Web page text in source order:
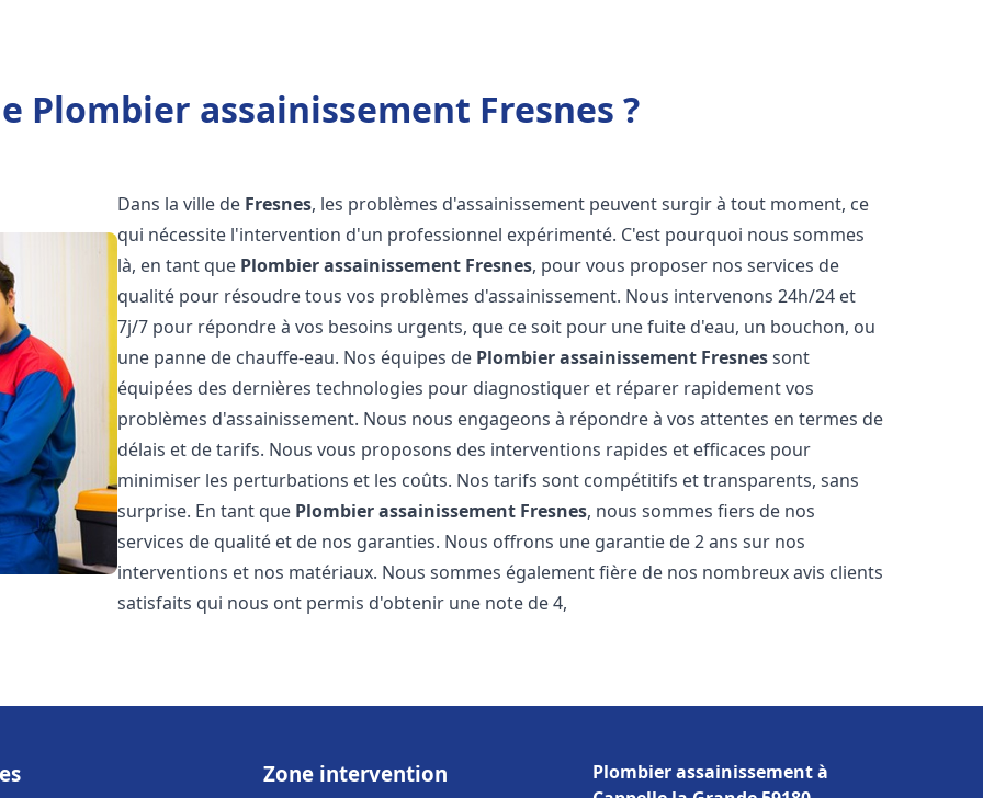
Plombier assainissement Fresnes ?
Dans la ville de Fresnes, les problèmes d'assainissement peuvent surgir à tout moment, ce
qui nécessite l'intervention d'un professionnel expérimenté. C'est pourquoi nous sommes
là, en tant que Plombier assainissement Fresnes, pour vous proposer nos services de
qualité pour résoudre tous vos problèmes d'assainissement. Nous intervenons 24h/24 et
7j/7 pour répondre à vos besoins urgents, que ce soit pour une fuite d'eau, un bouchon, ou
une panne de chauffe-eau. Nos équipes de Plombier assainissement Fresnessont
équipées des dernières technologies pour diagnostiquer et réparer rapidement vos
problèmes d'assainissement. Nous nous engageons à répondre à vos attentes en termes de
délais et de tarifs. Nous vous proposons des interventions rapides et efficaces pour
minimiser les perturbations et les coûts. Nos tarifs sont compétitifs et transparents, sans
surprise. En tant que Plombier assainissement Fresnes, nous sommes fiers de nos
services de qualité et de nos garanties. Nous offrons une garantie de 2 ans sur nos
interventions et nos matériaux. Nous sommes également fière de nos nombreux avis clients
satisfaits qui nous ont permis d'obtenir une note de 4,
Zone intervention
Plombier assainissement à